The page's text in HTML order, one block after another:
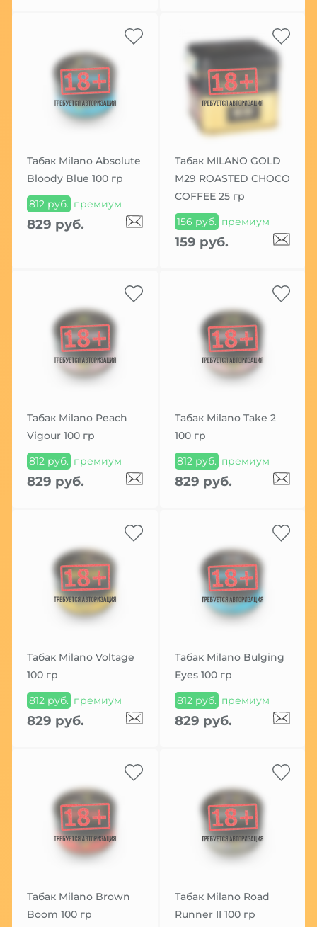
Табак Milano Absolute
Bloody Blue 100 гр
812 руб. премиум
829 руб.
Табак MILANO GOLD
М29 ROASTED CHOCO
COFFEE 25 гр
156 руб. премиум
159 руб.
Табак Milano Peach
Vigour 100 гр
812 руб. премиум
829 руб.
Табак Milano Take 2
100 гр
812 руб. премиум
829 руб.
Табак Milano Voltage
100 гр
812 руб. премиум
829 руб.
Табак Milano Bulging
Eyes 100 гр
812 руб. премиум
829 руб.
Табак Milano Brown
Boom 100 гр
Табак Milano Road
Runner II 100 гр